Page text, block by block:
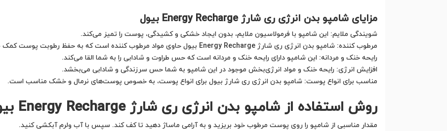
مزایای شامپو بدن انرژی ری شارژ Energy Recharge بیول
شویندگی ملایم: این شامپو با فرمولاسیون ملایم، بدون ایجاد خشکی و کشیدگی، پوست را تمیز می‌کند.
مرطوب کننده: شامپو بدن انرژی ری شارژ Energy Recharge بیول حاوی مواد مرطوب کننده است که به حفظ رطوبت پوست کمک می‌کند.
رایحه خنک و مردانه: این شامپو دارای رایحه خنک و مردانه است که حس طراوت و شادابی را به شما القا می‌کند.
افزایش انرژی: رایحه خنک و مواد انرژی‌بخش موجود در این شامپو به شما حس سرزندگی و شادابی می‌بخشد.
مناسب برای انواع پوست: شامپو بدن انرژی ری شارژ بیول برای انواع پوست، به خصوص پوست‌های نرمال و خشک مناسب است.
روش استفاده از شامپو بدن انرژی ری شارژ Energy Recharge بیول
مقدار مناسبی از شامپو را روی پوست مرطوب خود بریزید و به آرامی ماساژ دهید تا کف کند. سپس با آب ولرم آبکشی کنید.